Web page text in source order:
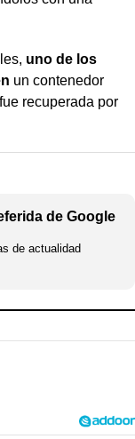
uno de los
un contenedor
recuperada por
de Google
de actualidad